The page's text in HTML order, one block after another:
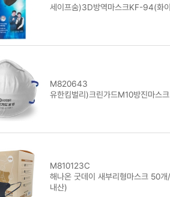
세이프숨)3D방역마스크KF-94(화
M820643
유한킴벌리)크린가드M10방진마스
M810123C
해나온 굿데이 새부리형마스크 50
내산)